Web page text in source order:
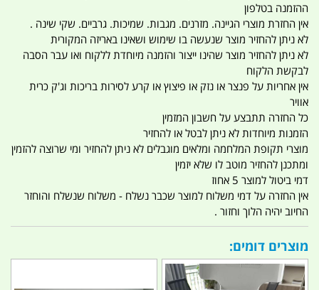
ההזמנה בטלפון
אין החזרת מוצרי הגיינה. מזרנים. מגבות. שמיכות. גרביים. שקי שינה .
לא ניתן להחזיר מוצר שנעשה בו שימוש ושאינו באריזה המקורית
לא ניתן להחזיר מוצר שהינו ייצור והזמנה מיוחדת ללקוח ואו עבר הסבה
לבקשת הלקוח
אין אחריות על פנצר או נזק או פיצוץ או קרע לסירות בריכות וג'ק כרית
אוויר
כל החזרה תתבצע על חשבון המזמין
הזמנות מיוחדות לא ניתן לבטל או להחזיר
מוצרי תקופת המלחמה ומלאים מוגבלים לא ניתן להחזיר ומי שרוצה להזמין
ומתכנן להחזיר מוטב לו שלא יזמין
דמי ביטול למוצר 5 אחוז
אין החזרה על דמי משלוח למוצר שכבר נשלח - משלוח שנשלח והוחזר
החיוב יהיה הלוך וחזור .
מוצרים דומים: